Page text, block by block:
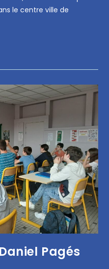
le centre ville de
Pagés